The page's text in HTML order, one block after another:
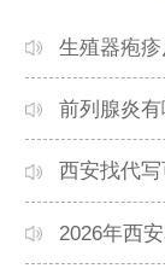
生殖器疱
前列腺炎
西安找代
本地高口
2026年西